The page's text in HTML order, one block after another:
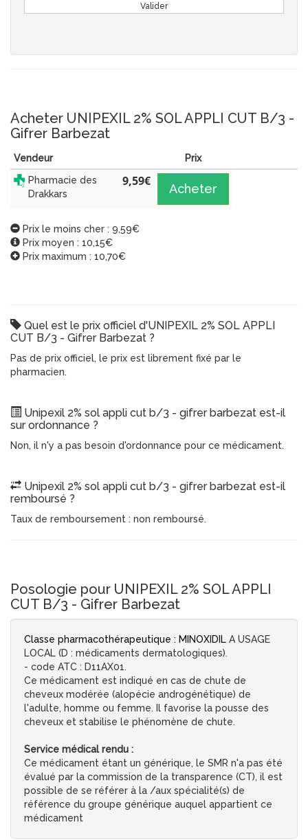
Valider
Acheter UNIPEXIL 2% SOL APPLI CUT B/3 -
Gifrer Barbezat
Vendeur
Prix
Pharmacie des
Drakkars
9,59€
Acheter
Prix le moins cher : 9,59€
Prix moyen : 10,15€
Prix maximum : 10,70€
Quel est le prix officiel d'UNIPEXIL 2% SOL APPLI
CUT B/3 - Gifrer Barbezat ?
Pas de prix officiel, le prix est librement fixé par le
pharmacien.
Unipexil 2% sol appli cut b/3 - gifrer barbezat est-il
sur ordonnance ?
Non, il n'y a pas besoin d'ordonnance pour ce médicament.
Unipexil 2% sol appli cut b/3 - gifrer barbezat est-il
remboursé ?
Taux de remboursement : non remboursé.
Posologie pour UNIPEXIL 2% SOL APPLI
CUT B/3 - Gifrer Barbezat
Classe pharmacothérapeutique : MINOXIDIL A USAGE
LOCAL (D : médicaments dermatologiques).
- code ATC : D11AX01.
Ce médicament est indiqué en cas de chute de
cheveux modérée (alopécie androgénétique) de
l'adulte, homme ou femme. Il favorise la pousse des
cheveux et stabilise le phénomène de chute.
Service médical rendu :
Ce médicament étant un générique, le SMR n'a pas été
évalué par la commission de la transparence (CT), il est
possible de se référer à la /aux spécialité(s) de
référence du groupe générique auquel appartient ce
médicament